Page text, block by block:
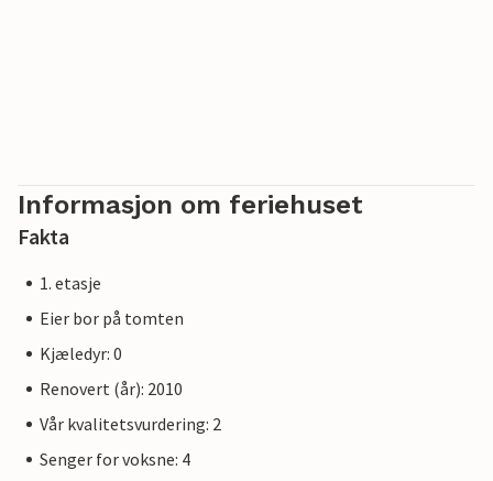
Informasjon om feriehuset
Fakta
1. etasje
Eier bor på tomten
Kjæledyr: 0
Renovert (år): 2010
Vår kvalitetsvurdering: 2
Senger for voksne: 4